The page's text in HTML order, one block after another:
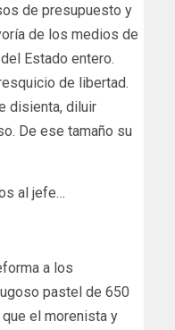
de presupuesto y
de los medios de
Estado entero.
de libertad.
disienta, diluir
De ese tamaño su
al jefe…
a los
pastel de 650
el morenista y